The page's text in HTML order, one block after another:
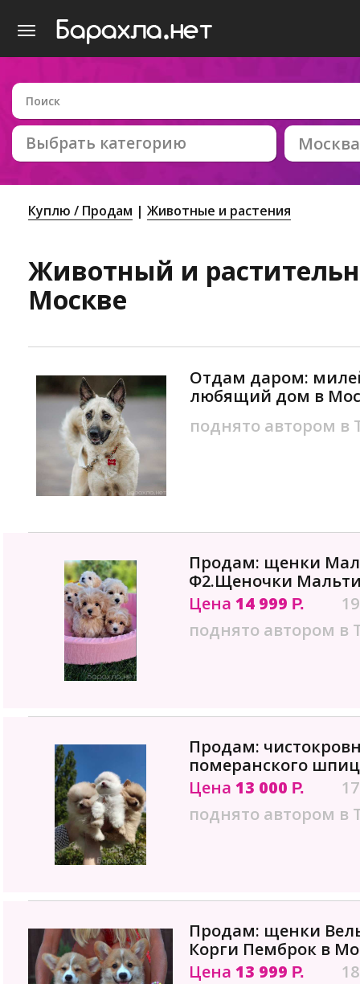
Выбрать категорию Москва
Куплю / Продам Животные и растения
Животный и
Москве
Отдам даром:
любящий дом в
поднято автором в
Продам: щенки
Ф2.Щеночки
Цена 14 999 Р.
поднято автором в
Продам:
померанского
Цена 13 000 Р.
поднято автором в
Продам: щенки
Корги Пемброк в
Цена 13 999 Р.